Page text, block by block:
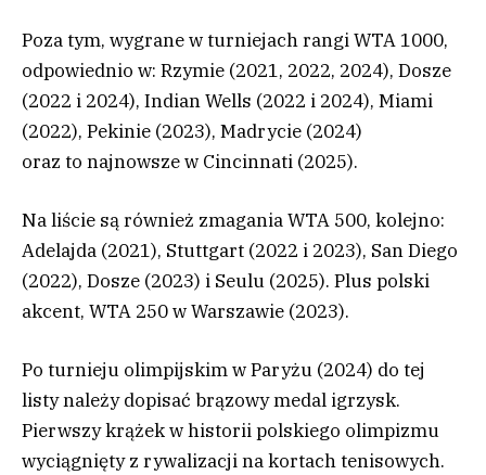
Poza tym, wygrane w turniejach rangi WTA 1000,
odpowiednio w: Rzymie (2021, 2022, 2024), Dosze
(2022 i 2024), Indian Wells (2022 i 2024), Miami
(2022), Pekinie (2023), Madrycie (2024)
oraz to najnowsze w Cincinnati (2025).
Na liście są również zmagania WTA 500, kolejno:
Adelajda (2021), Stuttgart (2022 i 2023), San Diego
(2022), Dosze (2023) i Seulu (2025). Plus polski
akcent, WTA 250 w Warszawie (2023).
Po turnieju olimpijskim w Paryżu (2024) do tej
listy należy dopisać brązowy medal igrzysk.
Pierwszy krążek w historii polskiego olimpizmu
wyciągnięty z rywalizacji na kortach tenisowych.